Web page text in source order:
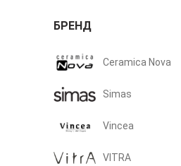
БРЕНД
Ceramica Nova
Simas
Vincea
VITRA